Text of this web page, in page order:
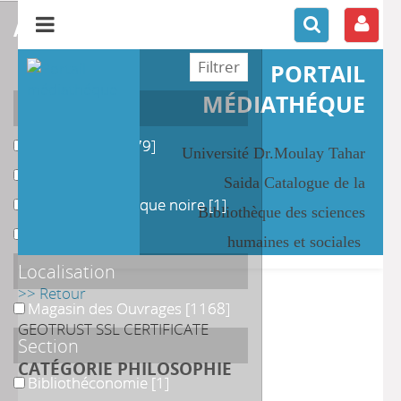
PORTAIL
MÉDIATHÉQUE
Université Dr.Moulay Tahar
Saida Catalogue de la
Bibliothèque des sciences
humaines et sociales
>> Retour
GEOTRUST SSL CERTIFICATE
CATÉGORIE PHILOSOPHIE
affiner ou comparer
philosophie
[1179]
Afrique
Littérature d'Afrique noire
Littérature d'Afrique noire[1]
Musique
Localisation
Magasin des Ouvrages
Magasin des Ouvrages [1168]
Section
Bibliothéconomie
Bibliothéconomie [1]